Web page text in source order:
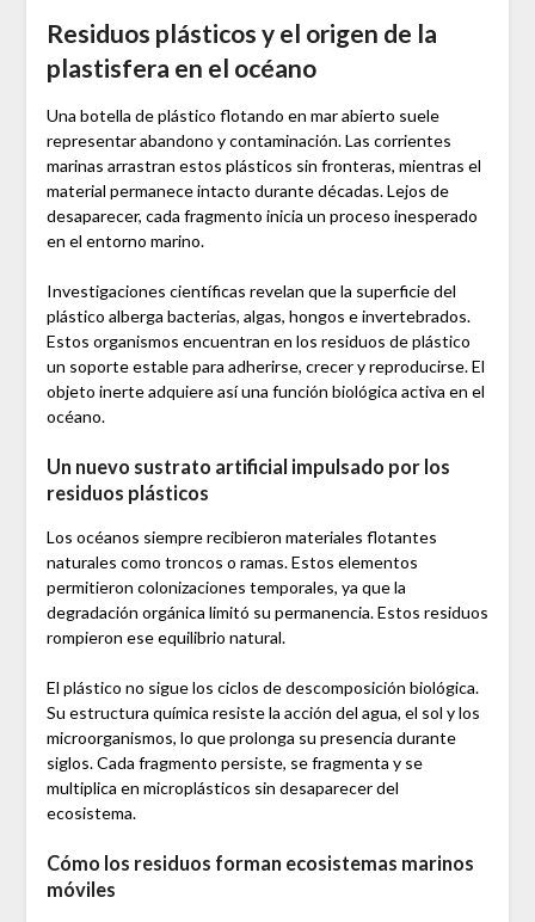
Residuos plásticos y el origen de la
plastisfera en el océano
Una botella de plástico flotando en mar abierto suele
representar abandono y contaminación. Las corrientes
marinas arrastran estos plásticos sin fronteras, mientras el
material permanece intacto durante décadas. Lejos de
desaparecer, cada fragmento inicia un proceso inesperado
en el entorno marino.
Investigaciones científicas revelan que la superficie del
plástico alberga bacterias, algas, hongos e invertebrados.
Estos organismos encuentran en los residuos de plástico
un soporte estable para adherirse, crecer y reproducirse. El
objeto inerte adquiere así una función biológica activa en el
océano.
Un nuevo sustrato artificial impulsado por los
residuos plásticos
Los océanos siempre recibieron materiales flotantes
naturales como troncos o ramas. Estos elementos
permitieron colonizaciones temporales, ya que la
degradación orgánica limitó su permanencia. Estos residuos
rompieron ese equilibrio natural.
El plástico no sigue los ciclos de descomposición biológica.
Su estructura química resiste la acción del agua, el sol y los
microorganismos, lo que prolonga su presencia durante
siglos. Cada fragmento persiste, se fragmenta y se
multiplica en microplásticos sin desaparecer del
ecosistema.
Cómo los residuos forman ecosistemas marinos
móviles